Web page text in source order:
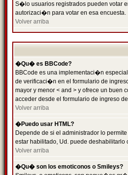
S�lo usuarios registrados pueden votar
autorizaci�n para votar en esa encuesta.
Volver arriba
�Qu� es BBCode?
BBCode es una implementaci�n
de verificaci�n en el formulario de
mayor y menor < and > y ofrece un
acceder desde el formulario de ingreso
Volver arriba
�Puedo usar HTML?
Depende de si el administrador lo
estar habilitado, Ud. puede deshabilitarlo
Volver arriba
�Qu� son los emoticonos o Smileys?